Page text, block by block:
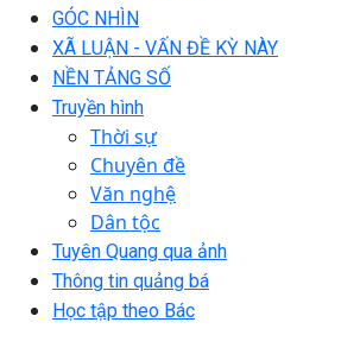
GÓC NHÌN
XÃ LUẬN - VẤN ĐỀ KỲ NÀY
NỀN TẢNG SỐ
Truyền hình
Thời sự
Chuyên đề
Văn nghệ
Dân tộc
Tuyên Quang qua ảnh
Thông tin quảng bá
Học tập theo Bác